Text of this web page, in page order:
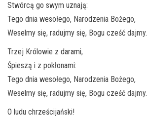
Stwórcą go swym uznają:
Tego dnia wesołego, Narodzenia Bożego,
Weselmy się, radujmy się, Bogu cześć dajmy.
Trzej Królowie z darami,
Śpieszą i z pokłonami:
Tego dnia wesołego, Narodzenia Bożego,
Weselmy się, radujmy się, Bogu cześć dajmy.
O ludu chrześcijański!